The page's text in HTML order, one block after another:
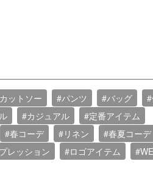
ットソー #パンツ #バッグ
#カジュアル
#定番アイテム
#春コーデ #リネン
#春夏コーデ
レッション #ロゴアイテム